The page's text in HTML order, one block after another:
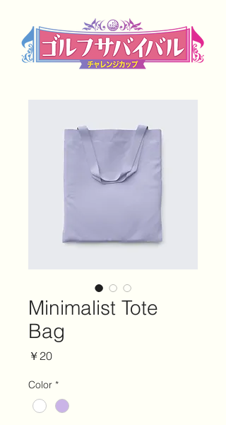
Minimalist Tote
Bag
￥20価
Color *